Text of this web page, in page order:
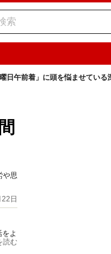
日午前着」に頭を悩ませている
や思
日
よ
報サ
読む